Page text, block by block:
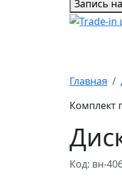
Запись
Главная
Комплект
Код: вн-